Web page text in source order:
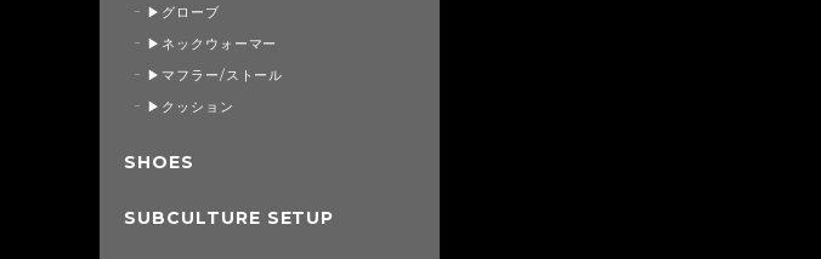
▶グローブ
▶ネックウォーマー
▶マフラー/ストール
▶クッション
SHOES
SUBCULTURE SETUP